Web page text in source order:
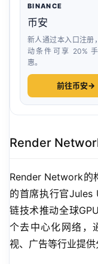
BINANCE
币安
新人通过本入口注册
动条件可享 20%
惠。
前往币安→
Render
Render Network的
的首席执行官Jules
链技术推动全球
个去中心化网络，
视、广告等行业提供